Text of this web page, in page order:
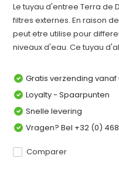
Le tuyau d'entree Terra de
filtres externes. En raison
peut etre utilise pour
niveaux d'eau. Ce tuyau
Gratis verzending
Loyalty - Spaarpunten
Snelle levering
Vragen? Bel +32 (0)
Comparer